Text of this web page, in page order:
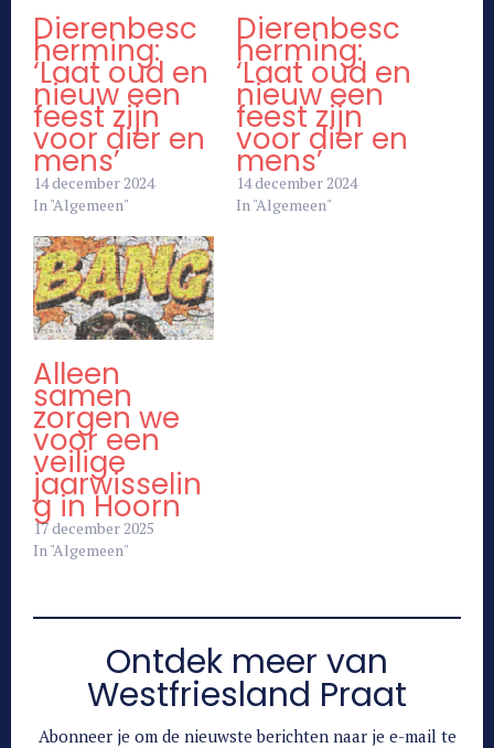
Dierenbesc
herming:
‘Laat oud en
nieuw een
feest zijn
voor dier en
mens’
14 december 2024
In "Algemeen"
Dierenbesc
herming:
‘Laat oud en
nieuw een
feest zijn
voor dier en
mens’
14 december 2024
In "Algemeen"
Alleen
samen
zorgen we
voor een
veilige
jaarwisselin
g in Hoorn
17 december 2025
In "Algemeen"
Ontdek meer van
Westfriesland Praat
Abonneer je om de nieuwste berichten naar je e-mail te